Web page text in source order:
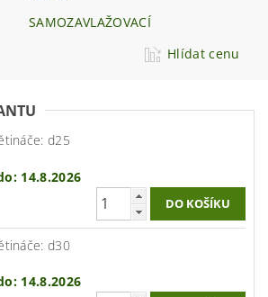
SAMOZAVLAŽOVACÍ
Hlídat cenu
d25
14.8.2026
d30
14.8.2026